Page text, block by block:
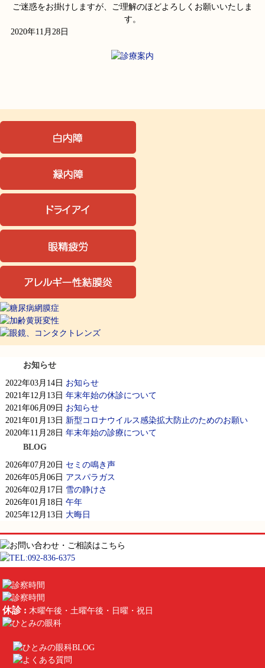
ご迷惑をお掛けしますが、ご理解のほどよろしくお願いいたしま
す。
2020年11月28日
お知らせ
2022年03月14日 お知らせ
2021年12月13日 年末年始の休診について
2021年06月09日 お知らせ
2021年01月13日 新型コロナウイルス感染拡大防止のためのお願い
2020年11月28日 年末年始の診療について
BLOG
2026年07月20日 セミの鳴き声
2026年05月06日 アスパラガス
2026年02月17日 雪の静けさ
2026年01月18日 午年
2025年12月13日 大晦日
休診 : 木曜午後・土曜午後・日曜・祝日